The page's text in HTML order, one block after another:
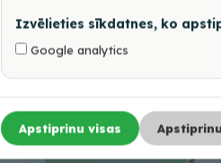
Izvēlieties sīkdatnes, ko
Google analytics
Apstiprinu visas